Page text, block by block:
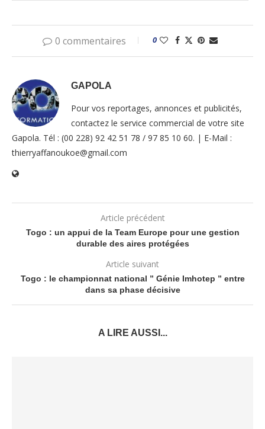
0 commentaires 0
GAPOLA
Pour vos reportages, annonces et publicités,
contactez le service commercial de votre site
Gapola. Tél : (00 228) 92 42 51 78 / 97 85 10 60. | E-Mail :
thierryaffanoukoe@gmail.com
Article précédent
Togo : un appui de la Team Europe pour une gestion
durable des aires protégées
Article suivant
Togo : le championnat national ” Génie Imhotep ” entre
dans sa phase décisive
A LIRE AUSSI...